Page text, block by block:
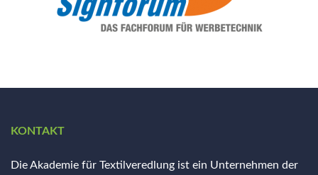
KONTAKT
Die Akademie für Textilveredlung ist ein Unternehmen der